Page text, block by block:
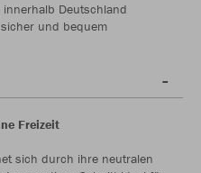
Deutschland
und bequem
Freizeit
sich durch ihre neutralen